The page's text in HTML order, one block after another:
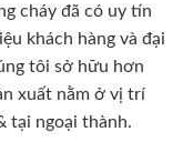
cháy đã có uy tín
khách hàng và đại
tôi sở hữu hơn
xuất nằm ở vị trí
tại ngoại thành.